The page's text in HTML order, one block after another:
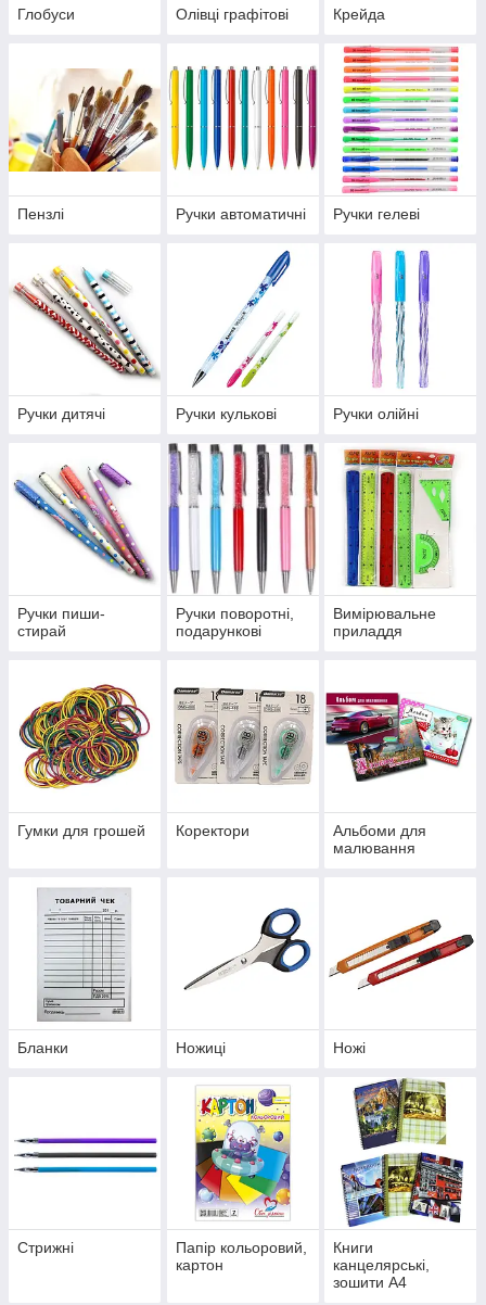
Глобуси Олівці графітові Крейда
Пензлі Ручки автоматичні Ручки гелеві
Ручки дитячі Ручки кулькові Ручки олійні
Ручки пиши-
стирай
Ручки поворотні,
подарункові
Вимірювальне
приладдя
Гумки для грошей Коректори
Альбоми для
малювання
Бланки Ножиці Ножі
Стрижні
Папір кольоровий,
картон
Книги
канцелярські,
зошити А4